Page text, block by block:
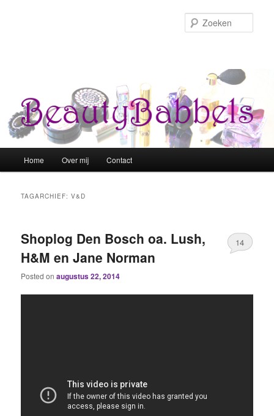
Spring naar de primaire inhoud
Spring naar de secundaire inhoud
Home Over mij Contact
TAGARCHIEF:V&D
Shoplog Den Bosch oa. Lush,
H&M en Jane Norman
Posted onaugustus 22, 2014
14